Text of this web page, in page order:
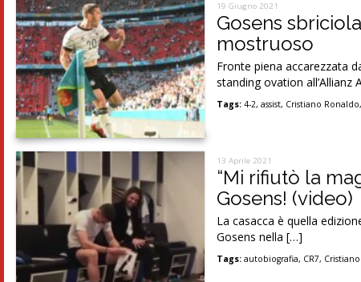
19 Giugno 2021
Gosens
mostruoso
Fronte piena accarezzata
standing ovation all’Allianz
Tags: 4-2,assist, Cristiano Ronaldo,
13 Aprile 2021
“Mi rifiutò la
Gosens! (video)
La casacca è quella
Gosens nella […]
Tags: autobiografia, CR7,